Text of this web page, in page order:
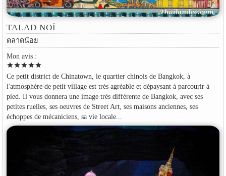
TALAD NOÏ
ตลาดน้อย
Mon avis :
starstarstarstarstar
Ce petit district de Chinatown, le quartier chinois de Bangkok, à
l'atmosphère de petit village est très agréable et dépaysant à parcourir à
pied. Il vous donnera une image très différente de Bangkok, avec ses
petites ruelles, ses oeuvres de Street Art, ses maisons anciennes, ses
échoppes de mécaniciens, sa vie locale...